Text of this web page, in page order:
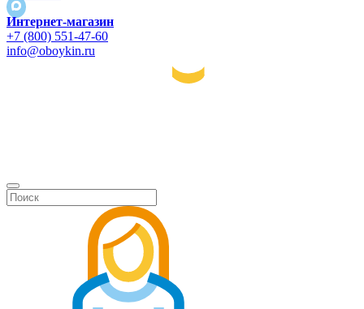
Интернет-магазин
+7 (800) 551-47-60
info@oboykin.ru